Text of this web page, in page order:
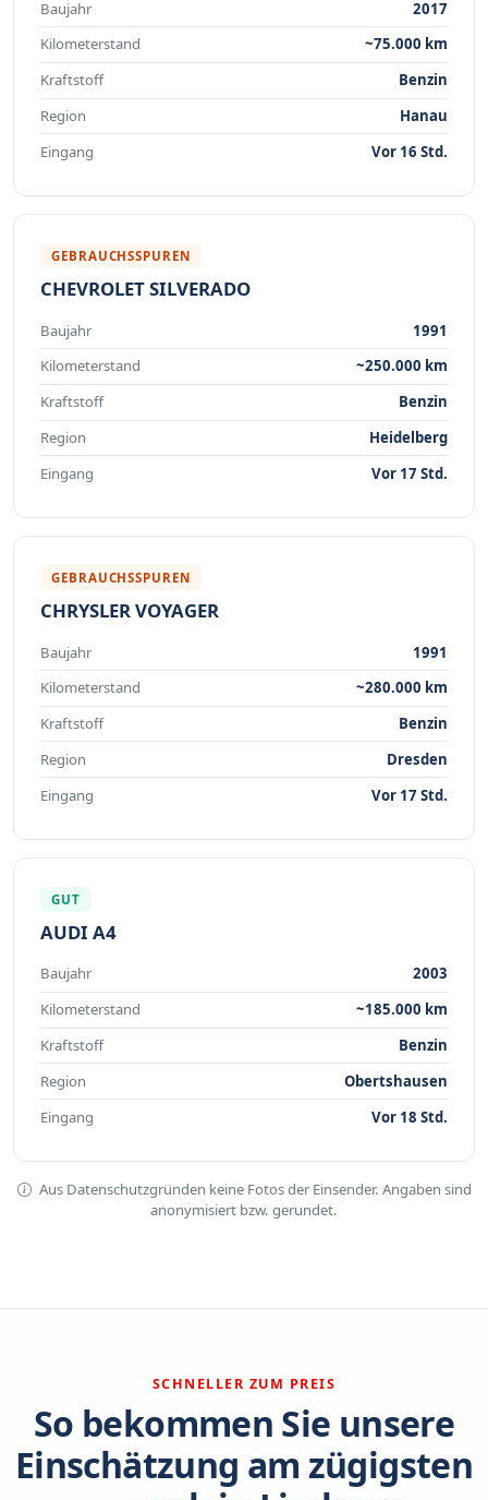
Baujahr
2017
Kilometerstand
~75.000 km
Kraftstoff
Benzin
Region
Hanau
Eingang
Vor 16 Std.
GEBRAUCHSSPUREN
CHEVROLET SILVERADO
Baujahr
1991
Kilometerstand
~250.000 km
Kraftstoff
Benzin
Region
Heidelberg
Eingang
Vor 17 Std.
GEBRAUCHSSPUREN
CHRYSLER VOYAGER
Baujahr
1991
Kilometerstand
~280.000 km
Kraftstoff
Benzin
Region
Dresden
Eingang
Vor 17 Std.
GUT
AUDI A4
Baujahr
2003
Kilometerstand
~185.000 km
Kraftstoff
Benzin
Region
Obertshausen
Eingang
Vor 18 Std.
Aus Datenschutzgründen keine Fotos der Einsender. Angaben sind
anonymisiert bzw. gerundet.
SCHNELLER ZUM PREIS
So bekommen Sie unsere
Einschätzung am zügigsten